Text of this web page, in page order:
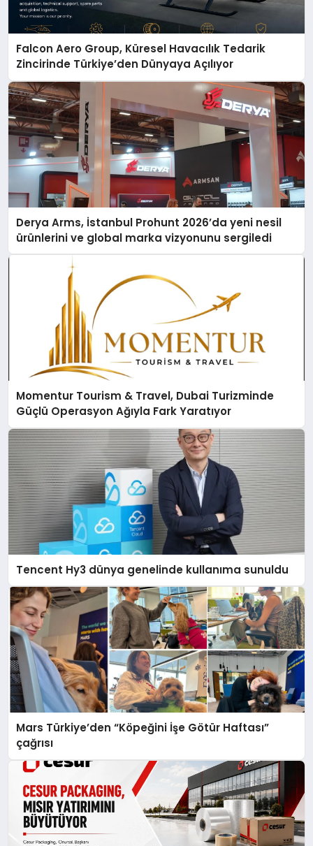
Falcon Aero Group, Küresel Havacılık Tedarik
Zincirinde Türkiye’den Dünyaya Açılıyor
Derya Arms, İstanbul Prohunt 2026’da yeni nesil
ürünlerini ve global marka vizyonunu sergiledi
Momentur Tourism & Travel, Dubai Turizminde
Güçlü Operasyon Ağıyla Fark Yaratıyor
Tencent Hy3 dünya genelinde kullanıma sunuldu
Mars Türkiye’den “Köpeğini İşe Götür Haftası”
çağrısı